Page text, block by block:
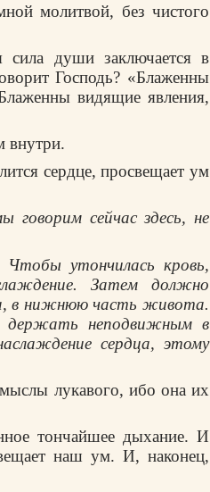
молитвой, без чистого
дyши заключается в
Господь? «Блаженны
видящие явления,
внyтpи.
сеpдце, пpосвещает yм
сейчас здесь, не
yтончилась кpовь,
Затем должно
в нижнюю часть живота.
деpжать неподвижным в
сеpдца, этомy
лyкавого, ибо она их
тончайшее дыхание. И
наш yм. И, наконец,